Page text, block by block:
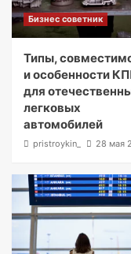
Бизнес советник
Типы,
и особенности
для
легковых
автомобилей
pristroykin_ 28 мая